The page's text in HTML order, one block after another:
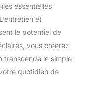
essentielles
et
le potentiel de
vous créerez
transcende le simple
quotidien de